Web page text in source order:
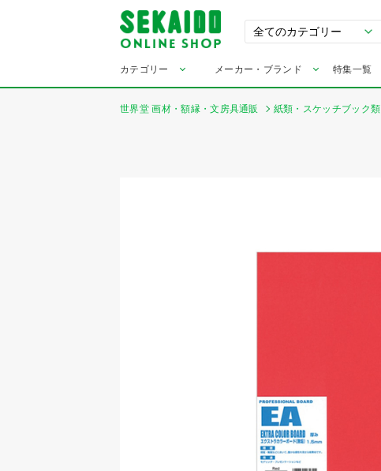
カテゴリー メーカー・ブランド 特集一覧
世界堂 画材・額縁・文房具通販 紙類・スケッチブック類